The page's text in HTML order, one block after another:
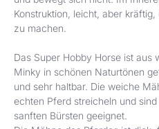
Konstruktion, leicht, aber
zu machen.
Das Super Hobby Horse ist aus
Minky in schönen Naturtönen
und sehr haltbar. Die weiche
echten Pferd streicheln und
sanften Bürsten geeignet.